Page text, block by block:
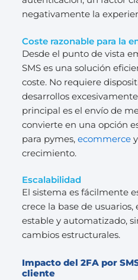
negativamente la
Coste razonable para la
Desde el punto de vista
SMS es una solución
coste. No requiere
desarrollos
principal es el envío de
convierte en una opción
para pymes, ecommercey
crecimiento.
Escalabilidad
El sistema es fácilmente
crece la base de
estable y automatizado,
cambios estructurales.
Impacto del 2FA por
cliente